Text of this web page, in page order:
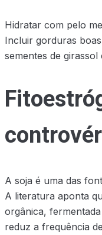
Hidratar com pelo
Incluir gorduras
sementes de girassol
A soja é uma das
A literatura aponta
orgânica,
reduz a frequência